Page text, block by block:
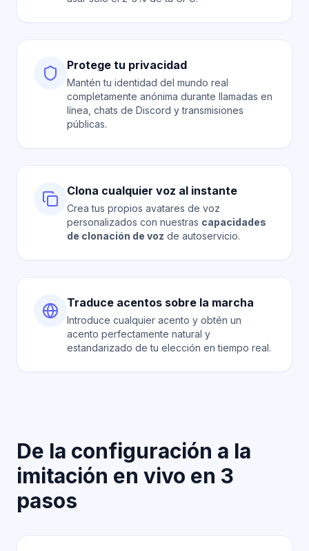
Protege tu privacidad
Mantén tu identidad del mundo real
completamente anónima durante llamadas en
línea, chats de Discord y transmisiones
públicas.
Clona cualquier voz al instante
Crea tus propios avatares de voz
personalizados con nuestras capacidades
de clonación de voz de autoservicio.
Traduce acentos sobre la marcha
Introduce cualquier acento y obtén un
acento perfectamente natural y
estandarizado de tu elección en tiempo real.
De la configuración a la
imitación en vivo en 3
pasos